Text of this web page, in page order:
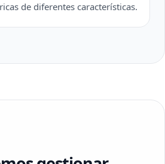
de diferentes características.